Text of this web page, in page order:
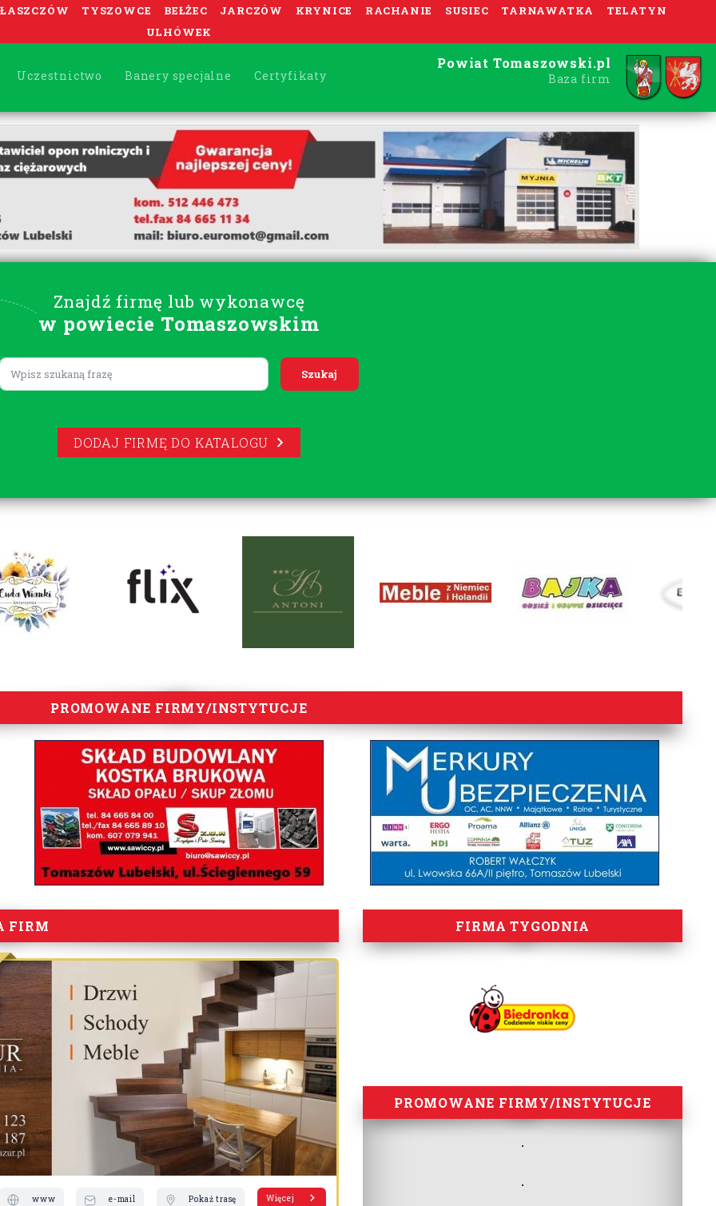
ŁASZCZÓW TYSZOWCE BEŁŻEC JARCZÓW KRYNICE RACHANIE SUSIEC TARNAWATKA
TELATYN
ULHÓWEK
Uczestnictwo Banery specjalne Certyfikaty
Powiat Tomaszowski.pl
Baza firm
Znajdź firmę lub wykonawcę
w powiecie Tomaszowskim
Lorem ipsum
DODAJ FIRMĘ DO KATALOGU
PROMOWANE FIRMY/INSTYTUCJE
FIRM
www e-mail Pokaż trasę Więcej
FIRMA TYGODNIA
PROMOWANE FIRMY/INSTYTUCJE